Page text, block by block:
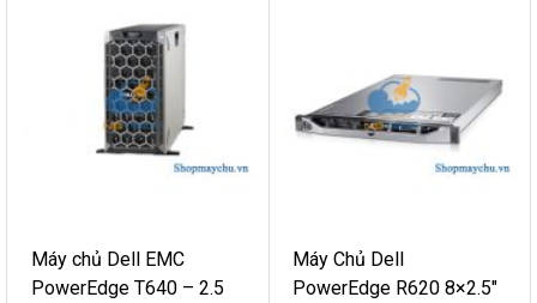
Máy chủ Dell EMC
PowerEdge T640 – 2.5
Máy Chủ Dell
PowerEdge R620 8×2.5″